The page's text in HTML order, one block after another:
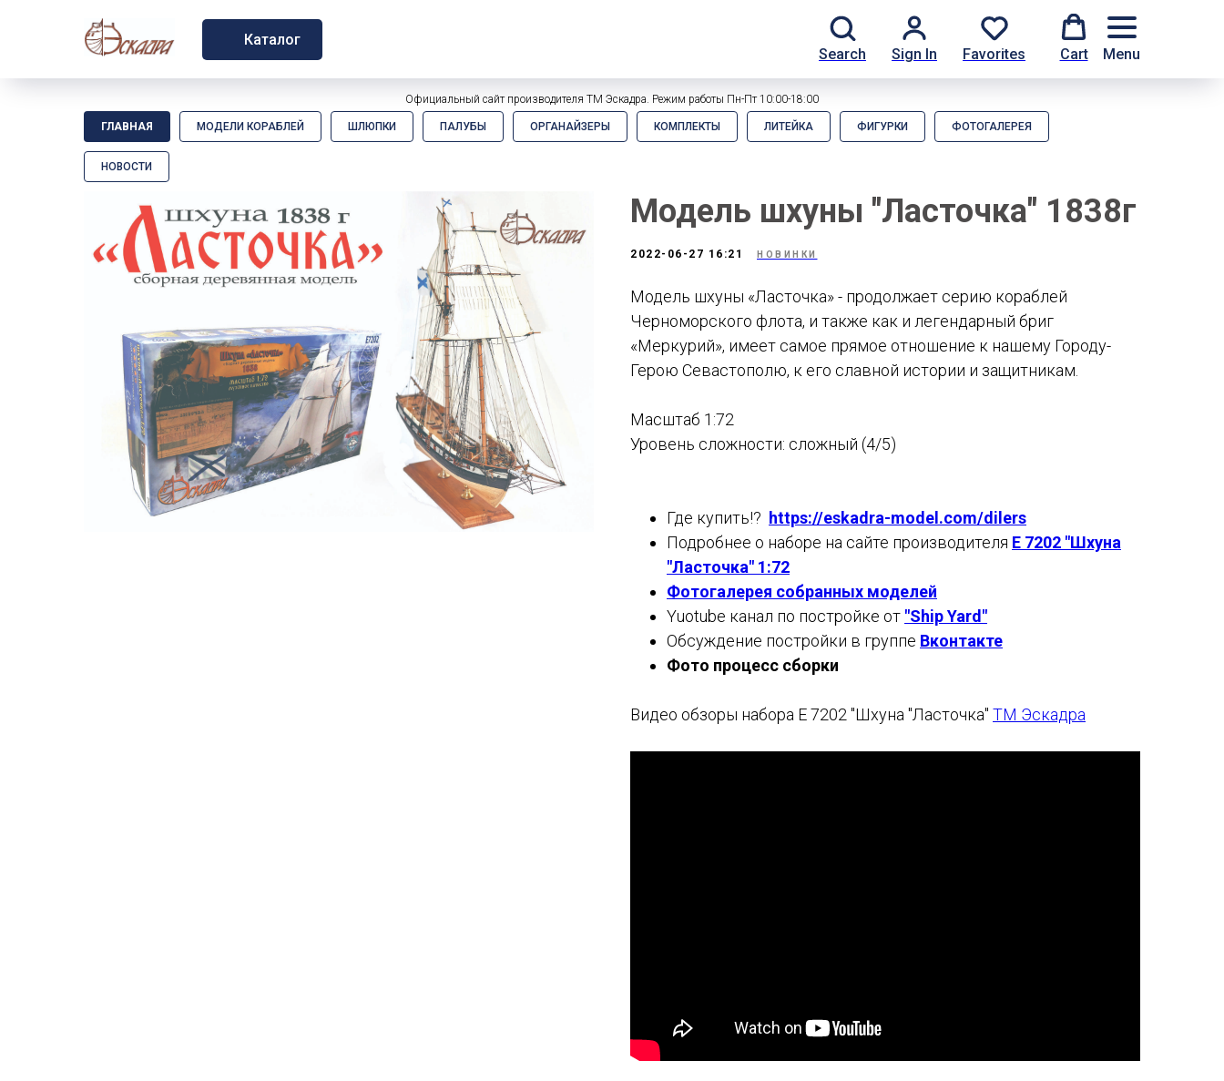
Каталог
Search
Sign In Favorites Cart Menu
Официальный сайт производителя ТМ Эскадра. Режим работы Пн-Пт 10:00-18:00
ГЛАВНАЯ МОДЕЛИ КОРАБЛЕЙ ШЛЮПКИ ПАЛУБЫ ОРГАНАЙЗЕРЫ КОМПЛЕКТЫ ЛИТЕЙКА ФИГУРКИ ФОТОГАЛЕРЕЯ
НОВОСТИ
Модель шхуны "Ласточка" 1838г
2022-06-27 16:21 НОВИНКИ
Модель шхуны «Ласточка» - продолжает серию кораблей
Черноморского флота, и также как и легендарный бриг
«Меркурий», имеет самое прямое отношение к нашему Городу-
Герою Севастополю, к его славной истории и защитникам.
Масштаб 1:72
Уровень сложности: сложный (4/5)
Где купить!? https://eskadra-model.com/dilers
Подробнее о наборе на сайте производителя E 7202 "Шхуна
"Ласточка" 1:72
Фотогалерея собранных моделей
Yuotube канал по постройке от "Ship Yard"
Обсуждение постройки в группе Вконтакте
Фото процесс сборки
Видео обзоры набора E 7202 "Шхуна "Ласточка" ТМ Эскадра